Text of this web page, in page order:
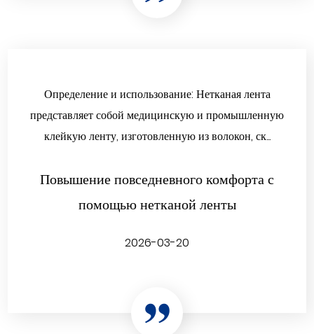
Определение и использование: Нетканая лента
представляет собой медицинскую и промышленную
клейкую ленту, изготовленную из волокон, ск...
Повышение повседневного комфорта с
помощью нетканой ленты
2026-03-20